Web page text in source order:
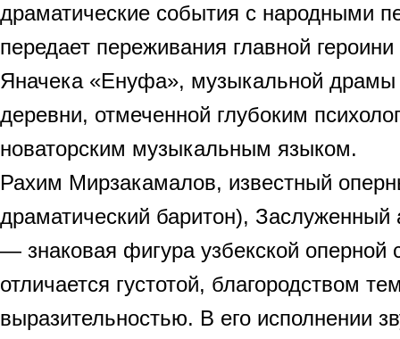
драматические события с народными
передает переживания главной
Яначека «Енуфа», музыкальной драмы
деревни, отмеченной глубоким
новаторским музыкальным языком.
Рахим Мирзакамалов, известный
драматический баритон), Заслуженный
— знаковая фигура узбекской оперной
отличается густотой, благородством
выразительностью. В его исполнении